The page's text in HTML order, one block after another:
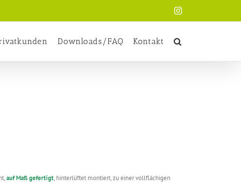
Instagram
Downloads/FAQ Kontakt
auf Maß gefertigt, hinterlüftet montiert, zu einer vollflächigen